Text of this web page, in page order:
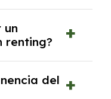
en
un
renting?
siempre y
del